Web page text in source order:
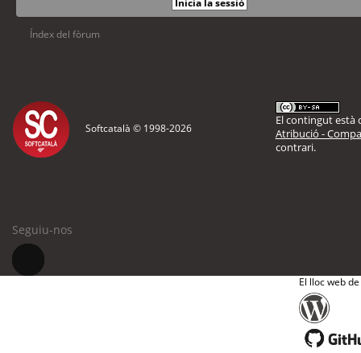
Índex del fòrum
Softcatalà © 1998-2026
El contingut està
Atribució -
contrari.
Seguiu-nos
El lloc web